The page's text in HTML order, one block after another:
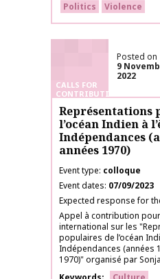
Politics
Violence
CALLS FOR
CONTRIBUTIONS
Posted on
9
2022
Représentations
l’océan Indien à
Indépendances
années 1970)
Event type colloque
Event dates 07/09/2023
Expected response for
Appel à contribution
international sur les
populaires de l’océan
Indépendances (années
1970)" organisé par